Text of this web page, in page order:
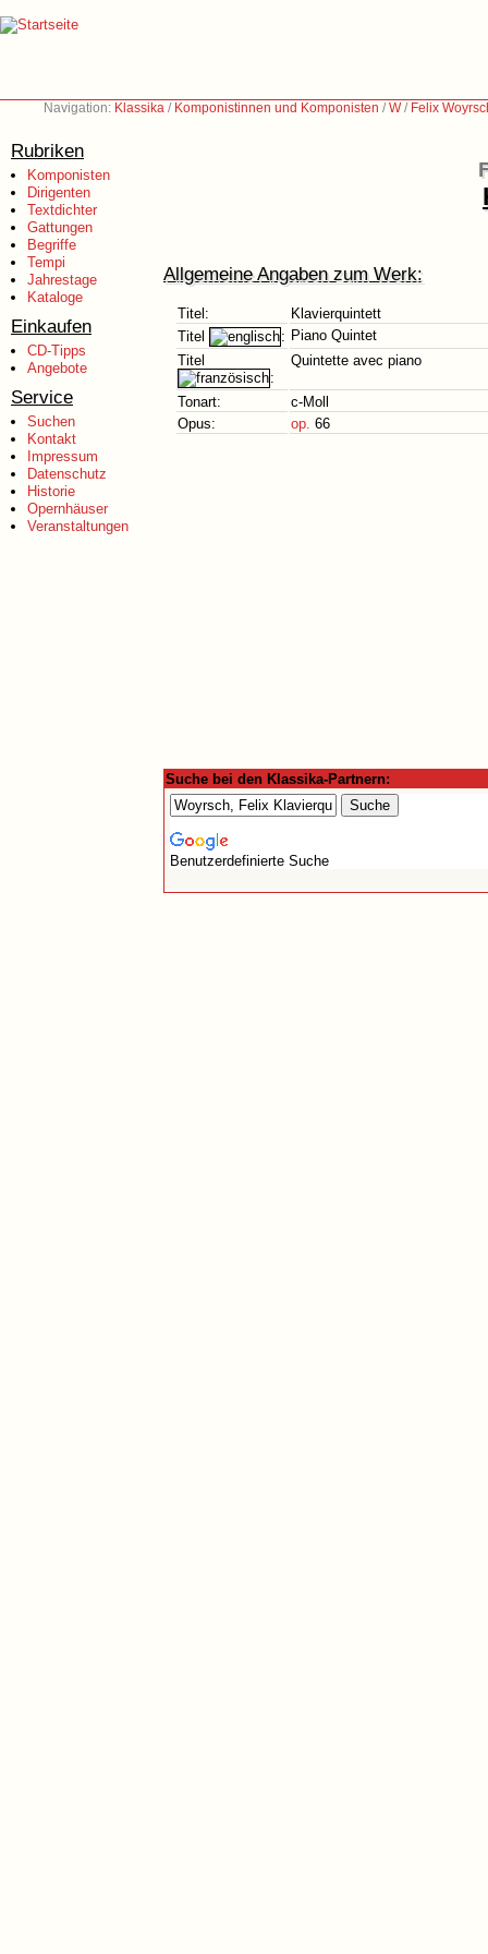
Navigation: Klassika / Komponistinnen und Komponisten /W/ Felix
Rubriken
Komponisten
Dirigenten
Textdichter
Gattungen
Begriffe
Tempi
Jahrestage
Kataloge
Einkaufen
CD-Tipps
Angebote
Service
Suchen
Kontakt
Impressum
Datenschutz
Historie
Opernhäuser
Veranstaltungen
Allgemeine Angaben zum Werk:
Titel:
Klavierquintett
Titel
: Piano Quintet
Titel
:
Quintette avec piano
Tonart:
c-Moll
Opus:
op. 66
Suche bei den Klassika-Partnern:
Benutzerdefinierte Suche